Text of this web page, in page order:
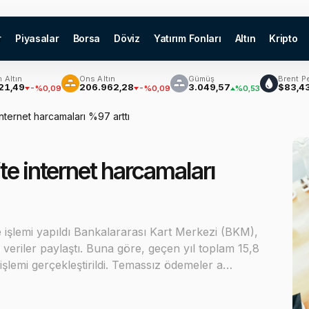
Piyasalar Borsa Döviz Yatırım Fonları Altın Kripto
-%0,09
Ons Altın
206.962,28 -%0,09
Gümüş
3.049,57 %0,53
Brent Petrol
$83,43
harcamaları %97 arttı
internet harcamaları
yapıldı Bankalararası Kart Merkezi (BKM),
paylaştı. Buna göre, geçen yıl toplam 15,8
gerçekleştirildi. Temassız ödemeler a…